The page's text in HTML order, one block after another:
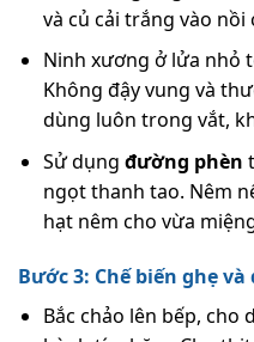
và củ cải trắng vào nồi
Ninh xương ở lửa nhỏ
Không đậy vung và
dùng luôn trong vắt,
Sử dụng đường phèn
ngọt thanh tao. Nêm
hạt nêm cho vừa
Bước 3: Chế biến ghẹ và
Bắc chảo lên bếp, cho